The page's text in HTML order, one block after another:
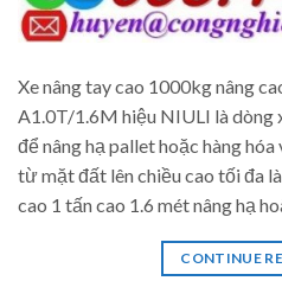
Xe nâng tay cao 1000kg nâng
A1.0T/1.6M hiệu NIULI là dòng
để nâng hạ pallet hoặc hàng
từ mặt đất lên chiều cao tối đa
cao 1 tấn cao 1.6 mét nâng hạ
CONTINUE